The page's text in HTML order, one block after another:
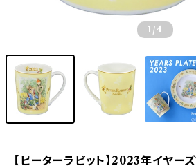
1 /4
【ピーターラビット】2023年イヤー